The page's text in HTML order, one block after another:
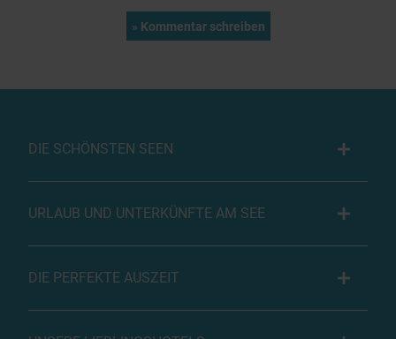
DIE SCHÖNSTEN SEEN
URLAUB UND UNTERKÜNFTE AM SEE
DIE PERFEKTE AUSZEIT